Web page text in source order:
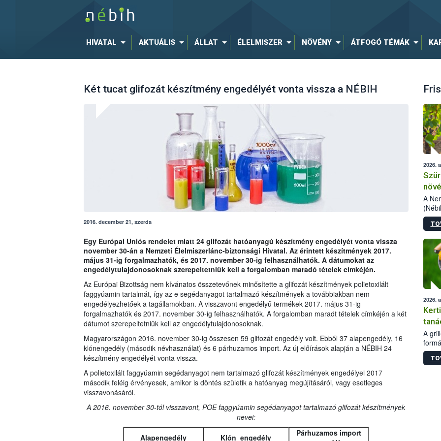
HIVATAL AKTUÁLIS ÁLLAT ÉLELMISZER NÖVÉNY ÁTFOGÓ TÉMÁK
Két tucat glifozát készítmény engedélyét vonta vissza a NÉBIH
2016. december 21, szerda
Egy Európai Uniós rendelet miatt 24 glifozát hatóanyagú készítmény engedélyét vonta vissza
november 30-án a Nemzeti Élelmiszerlánc-biztonsági Hivatal. Az érintett készítmények 2017.
május 31-ig forgalmazhatók, és 2017. november 30-ig felhasználhatók. A dátumokat az
engedélytulajdonosoknak szerepeltetniük kell a forgalomban maradó tételek címkéjén.
Az Európai Bizottság nem kívánatos összetevőnek minősítette a glifozát készítmények polietoxilált
faggyúamin tartalmát, így az e segédanyagot tartalmazó készítmények a továbbiakban nem
engedélyezhetőek a tagállamokban. A visszavont engedélyű termékek 2017. május 31-ig
forgalmazhatók és 2017. november 30-ig felhasználhatók. A forgalomban maradt tételek címkéjén a két
dátumot szerepeltetniük kell az engedélytulajdonosoknak.
Magyarországon 2016. november 30-ig összesen 59 glifozát engedély volt. Ebből 37 alapengedély, 16
klónengedély (második névhasználat) és 6 párhuzamos import. Az új előírások alapján a NÉBIH 24
készítmény engedélyét vonta vissza.
A polietoxilált faggyúamin segédanyagot nem tartalmazó glifozát készítmények engedélyei 2017
második feléig érvényesek, amikor is döntés születik a hatóanyag megújításáról, vagy esetleges
visszavonásáról.
A 2016. november 30-tól visszavont, POE faggyúamin segédanyagot tartalmazó glifozát készítmények
nevei:
Alapengedély Klón engedély
Párhuzamos import
2026.
A
Az
2026.
A